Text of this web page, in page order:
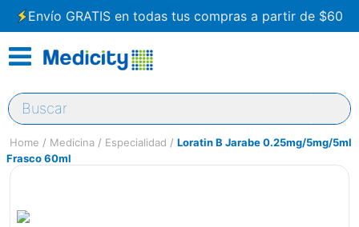
Envío GRATIS en todas tus compras a partir de $60
Buscar
Medicina Especialidad
Loratin B Jarabe 0.25mg/5mg/5ml
Frasco 60ml